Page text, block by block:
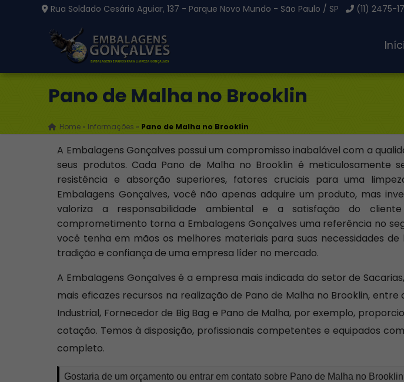
Rua Soldado Cesário Aguiar, 137 - Parque Novo Mundo - São Paulo / SP (11) 2475-
Pano de Malha no Brooklin
Home » Informações » Pano de Malha no Brooklin
A Embalagens Gonçalves possui um compromisso inabalável com a
seus produtos. Cada Pano de Malha no Brooklin é meticulosamente
resistência e absorção superiores, fatores cruciais para uma
Embalagens Gonçalves, você não apenas adquire um produto, mas
valoriza a responsabilidade ambiental e a satisfação do
comprometimento torna a Embalagens Gonçalves uma referência no
você tenha em mãos os melhores materiais para suas necessidades de
tradição e confiança de uma empresa líder no mercado.
A Embalagens Gonçalves é a empresa mais indicada do setor de
mais eficazes recursos na realização de Pano de Malha no Brooklin,
Industrial, Fornecedor de Big Bag e Pano de Malha, por exemplo,
cotação. Temos à disposição, profissionais competentes e equipados
completo.
Gostaria de um orçamento ou entrar em contato sobre Pano de Malha no